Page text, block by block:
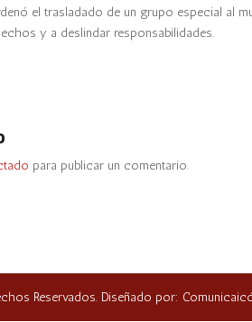
el trasladado de un grupo especial al
y a deslindar responsabilidades.
para publicar un comentario.
Reservados. Diseñado por: